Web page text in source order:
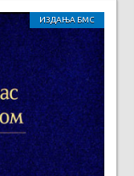
ИЗДАЊА БМС